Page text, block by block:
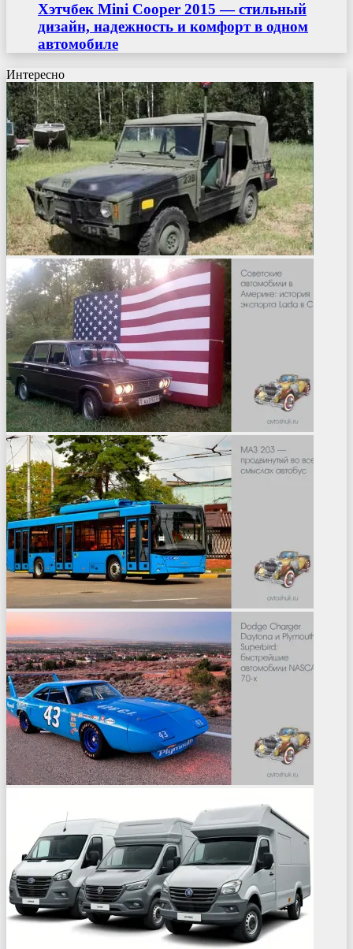
Хэтчбек Mini Cooper 2015 — стильный
дизайн, надежность и комфорт в одном
автомобиле
Интересно